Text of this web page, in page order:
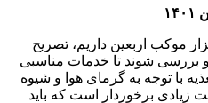
با اشاره به اینکه حدود ۳ هزار موکب اربعین داریم، تصریح
بررسی شوند تا خدمات مناسبی
با توجه به گرمای هوا و شیوه
زیادی برخوردار است که باید